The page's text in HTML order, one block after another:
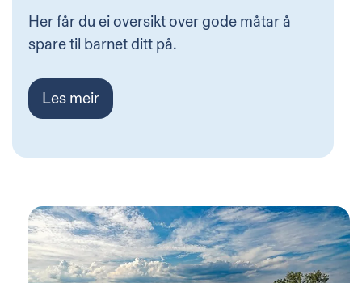
Her får du ei oversikt over gode måtar å
spare til barnet ditt på.
Les meir